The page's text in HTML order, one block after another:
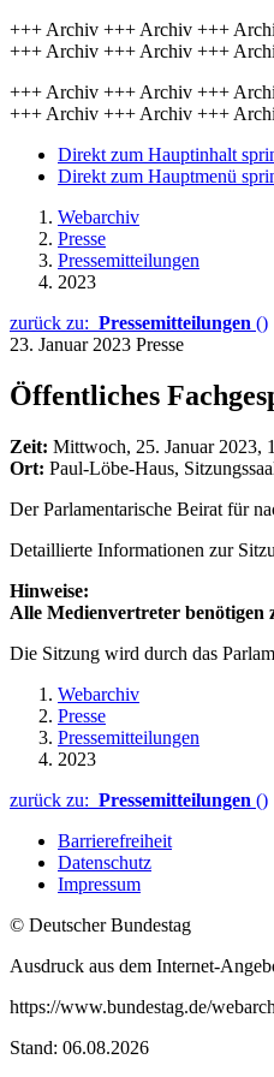
+++ Archiv +++ Archiv +++
+++ Archiv +++ Archiv +++
+++ Archiv +++ Archiv +++
+++ Archiv +++ Archiv +++
Direkt zum Hauptinhalt
Direkt zum Hauptmenü
Webarchiv
Presse
Pressemitteilungen
2023
zurück zu: Pressemitteilungen ()
23. Januar 2023 Presse
Öffentliches
Zeit: Mittwoch, 25. Januar 2023,
Ort: Paul-Löbe-Haus,
Der Parlamentarische Beirat für
Detaillierte Informationen zur
Hinweise:
Alle Medienvertreter benötigen
Die Sitzung wird durch das
Webarchiv
Presse
Pressemitteilungen
2023
zurück zu: Pressemitteilungen ()
Barrierefreiheit
Datenschutz
Impressum
© Deutscher Bundestag
Ausdruck aus dem Internet-
https://www.bundestag.de/
Stand: 06.08.2026